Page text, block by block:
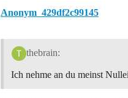
Anonym_429df2c99145
thebrain:
Ich nehme an du meinst